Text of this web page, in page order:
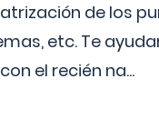
de los
etc. Te
el recién na...